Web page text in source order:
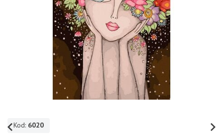
Kod: 6020